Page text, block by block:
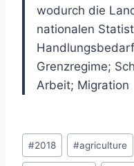
wodurch die
nationalen
Grenzregime;
Arbeit; Migration
Post
Tags:
#2018 #agriculture